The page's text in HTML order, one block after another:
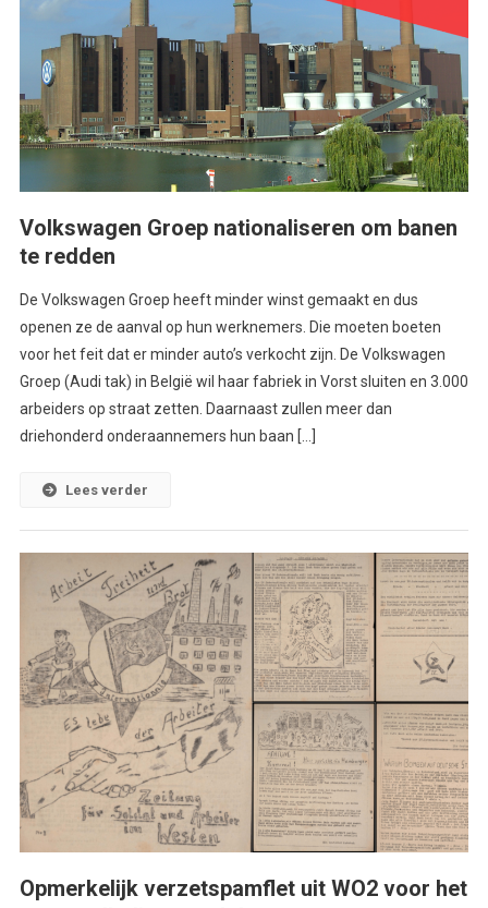
Volkswagen Groep nationaliseren om banen
te redden
De Volkswagen Groep heeft minder winst gemaakt en dus
openen ze de aanval op hun werknemers. Die moeten boeten
voor het feit dat er minder auto’s verkocht zijn. De Volkswagen
Groep (Audi tak) in België wil haar fabriek in Vorst sluiten en 3.000
arbeiders op straat zetten. Daarnaast zullen meer dan
driehonderd onderaannemers hun baan […]
Lees verder
Opmerkelijk verzetspamflet uit WO2 voor het